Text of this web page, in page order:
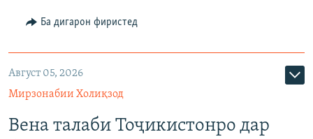
Ба дигарон фиристед
Август 05, 2026
Мирзонабии Холиқзод
Вена талаби Тоҷикистонро дар